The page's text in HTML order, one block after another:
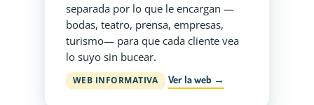
separada por lo que le encargan —
bodas, teatro, prensa, empresas,
turismo— para que cada cliente vea
lo suyo sin bucear.
WEB INFORMATIVA Ver la web →